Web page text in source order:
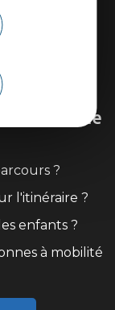
Ardèche
?
l'itinéraire ?
enfants ?
à mobilité